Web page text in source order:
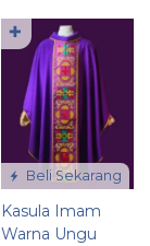
Beli Sekarang
Kasula Imam
Warna Ungu
✚